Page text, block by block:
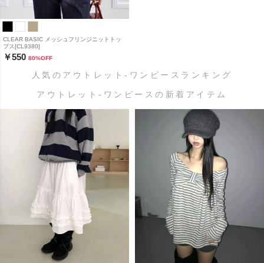
CLEAR BASIC メッシュフリンジニットトッ
プス[CL9380]
￥550 80%OFF
人気のアウトレット-ワンピースランキング
アウトレット-ワンピースの新着アイテム